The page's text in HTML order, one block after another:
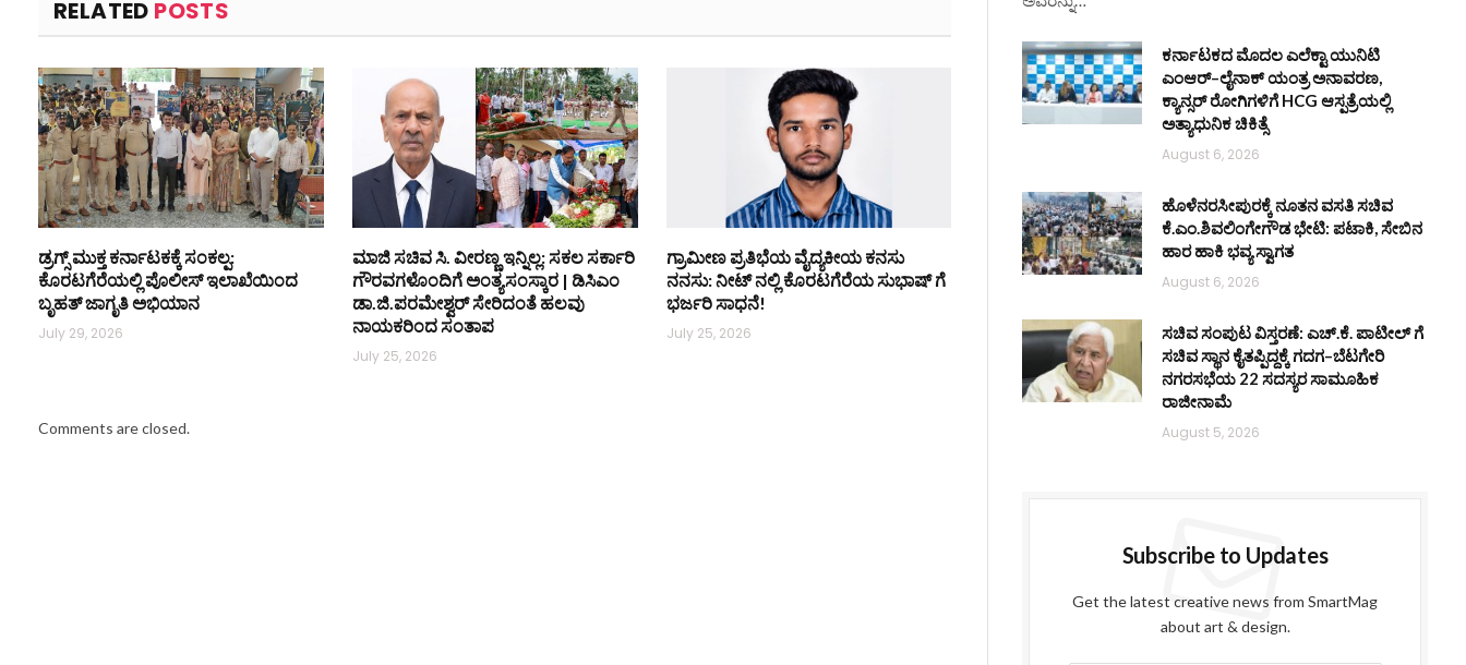
RELATED POSTS
ಡ್ರಗ್ಸ್ ಮುಕ್ತ ಕರ್ನಾಟಕಕ್ಕೆ ಸಂಕಲ್ಪ:
ಕೊರಟಗೆರೆಯಲ್ಲಿ ಪೊಲೀಸ್ ಇಲಾಖೆಯಿಂದ
ಬೃಹತ್ ಜಾಗೃತಿ ಅಭಿಯಾನ
July 29, 2026
ಮಾಜಿ ಸಚಿವ ಸಿ. ವೀರಣ್ಣ ಇನ್ನಿಲ್ಲ: ಸಕಲ ಸರ್ಕಾರಿ
ಗೌರವಗಳೊಂದಿಗೆ ಅಂತ್ಯಸಂಸ್ಕಾರ | ಡಿಸಿಎಂ
ಡಾ.ಜಿ.ಪರಮೇಶ್ವರ್ ಸೇರಿದಂತೆ ಹಲವು
ನಾಯಕರಿಂದ ಸಂತಾಪ
July 25, 2026
ಗ್ರಾಮೀಣ ಪ್ರತಿಭೆಯ ವೈದ್ಯಕೀಯ ಕನಸು
ನನಸು: ನೀಟ್ ನಲ್ಲಿ ಕೊರಟಗೆರೆಯ ಸುಭಾಷ್ ಗೆ
ಭರ್ಜರಿ ಸಾಧನೆ!
July 25, 2026
Comments are closed.
ಕರ್ನಾಟಕದ ಮೊದಲ ಎಲೆಕ್ಟಾ ಯುನಿಟಿ
ಎಂಆರ್–ಲೈನಾಕ್ ಯಂತ್ರ ಅನಾವರಣ,
ಕ್ಯಾನ್ಸರ್ ರೋಗಿಗಳಿಗೆ HCG ಆಸ್ಪತ್ರೆಯಲ್ಲಿ
ಅತ್ಯಾಧುನಿಕ ಚಿಕಿತ್ಸೆ
August 6, 2026
ಹೊಳೆನರಸೀಪುರಕ್ಕೆ ನೂತನ ವಸತಿ ಸಚಿವ
ಕೆ.ಎಂ.ಶಿವಲಿಂಗೇಗೌಡ ಭೇಟಿ: ಪಟಾಕಿ, ಸೇಬಿನ
ಹಾರ ಹಾಕಿ ಭವ್ಯ ಸ್ವಾಗತ
August 6, 2026
ಸಚಿವ ಸಂಪುಟ ವಿಸ್ತರಣೆ: ಎಚ್.ಕೆ. ಪಾಟೀಲ್ ಗೆ
ಸಚಿವ ಸ್ಥಾನ ಕೈತಪ್ಪಿದ್ದಕ್ಕೆ ಗದಗ–ಬೆಟಗೇರಿ
ನಗರಸಭೆಯ 22 ಸದಸ್ಯರ ಸಾಮೂಹಿಕ
ರಾಜೀನಾಮೆ
August 5, 2026
Subscribe to Updates
Get the latest creative news from SmartMag
about art & design.